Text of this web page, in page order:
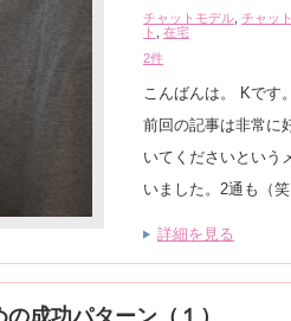
チャットモデル チャッ
ト
在宅
2件
こんばんは。 Kです
前回の記事は非常に
いてくださいという
いました。2通も（
詳細を見る
成功パターン（１）